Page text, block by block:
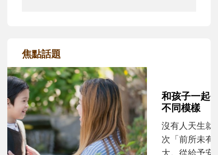
焦點話題